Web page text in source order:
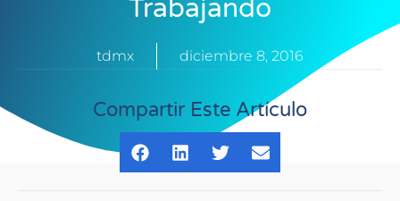
Trabajando
tdmx diciembre 8, 2016
Compartir Este Artículo